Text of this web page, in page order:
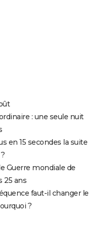
: une seule nuit
en 15 secondes la suite
Guerre mondiale de
25 ans
faut-il changer le
?